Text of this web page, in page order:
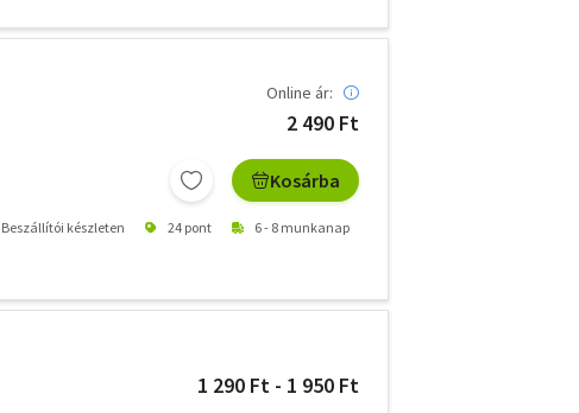
Online ár:
2 490 Ft
Kosárba
Beszállítói készleten 24 pont 6 - 8 munkanap
1 290 Ft - 1 950 Ft